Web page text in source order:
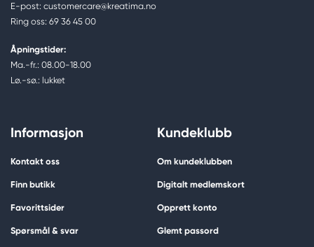
E-post: customercare@kreatima.no
Ring oss: 69 36 45 00
Åpningstider:
Ma.-fr.: 08.00-18.00
Lø.-sø.: lukket
Informasjon
Kontakt oss
Finn butikk
Favorittsider
Spørsmål & svar
Kundeklubb
Om kundeklubben
Digitalt medlemskort
Opprett konto
Glemt passord